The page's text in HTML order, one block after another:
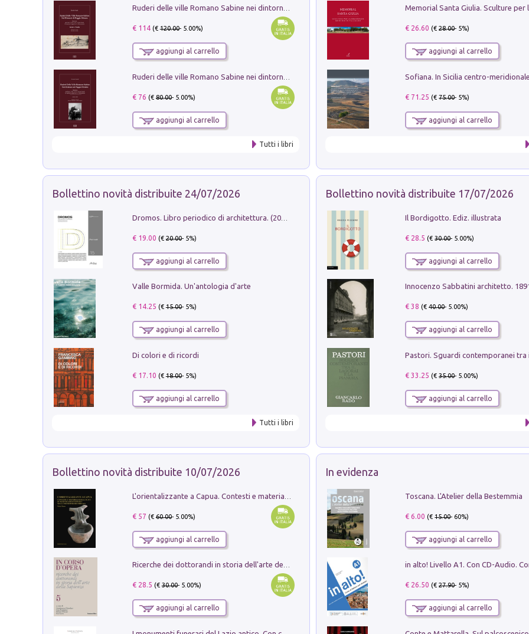
Ruderi delle ville Romano Sabine nei dintorni di Poggio Mirteto. Illustrati dal dott.re prof.re cav.re Ercole Nardi regio ispettore degli scavi e monumenti. Anno 1885. Tavole e studio. Con 25 tavole fuori testo in cartella editoriale
€ 114(€120.00- 5.00%)
aggiungi al carrello
€ 76 (€80.00- 5.00%)
aggiungi al carrello
Tutti i libri
€ 26.60 (€28.00- 5%)
aggiungi al carrello
€ 71.25 (€75.00- 5%)
aggiungi al carrello
Bollettino novità distribuite 24/07/2026
Dromos. Libro periodico di architettura. (2026). Vol. 15: Post-model
€ 19.00 (€20.00- 5%)
aggiungi al carrello
Valle Bormida. Un'antologia d'arte
€ 14.25 (€15.00- 5%)
aggiungi al carrello
Di colori e di ricordi
€ 17.10 (€18.00- 5%)
aggiungi al carrello
Tutti i libri
Bollettino novità distribuite 17/07/2026
Il Bordigotto. Ediz. illustrata
€ 28.5 (€30.00- 5.00%)
aggiungi al carrello
Innocenzo Sabbatini architetto.
€ 38 (€40.00- 5.00%)
aggiungi al carrello
€ 33.25 (€35.00- 5.00%)
aggiungi al carrello
Bollettino novità distribuite 10/07/2026
€ 57 (€60.00- 5.00%)
aggiungi al carrello
Ricerche dei dottorandi in storia dell'arte della Sapienza
€ 28.5 (€30.00- 5.00%)
aggiungi al carrello
In evidenza
Toscana. L'Atelier della Bestemmia
€ 6.00 (€15.00- 60%)
aggiungi al carrello
€ 26.50 (€27.90- 5%)
aggiungi al carrello